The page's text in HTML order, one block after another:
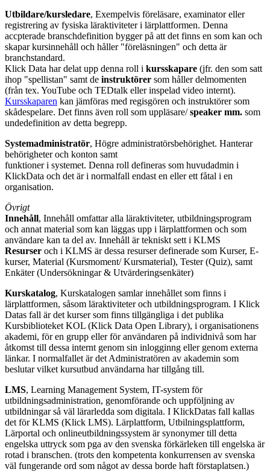
Utbildare/kursledare, Exempelvis föreläsare, examinator eller
registrering av fysiska läraktiviteter i lärplattformen. Denna
accpterade branschdefinition bygger på att det finns en som kan och
skapar kursinnehåll och håller "föreläsningen" och detta är
branchstandard.
Klick Data har delat upp denna roll i kursskapare (jfr. den som satt
ihop "spellistan" samt de instruktörer som håller delmomenten
(från tex. YouTube och TEDtalk eller inspelad video internt).
Kursskaparen kan jämföras med regisgören och instruktörer som
skådespelare. Det finns även roll som uppläsare/speaker mm. som
undedefinition av detta begrepp.
Systemadministratör, Högre administratörsbehörighet. Hanterar
behörigheter och konton samt
funktioner i systemet. Denna roll defineras som huvudadmin i
KlickData och det är i normalfall endast en eller ett fåtal i en
organisation.
Övrigt
Innehåll, Innehåll omfattar alla läraktiviteter, utbildningsprogram
och annat material som kan läggas upp i lärplattformen och som
användare kan ta del av. Innehåll är tekniskt sett i KLMS
Resurser och i KLMS är dessa resurser definerade som Kurser, E-
kurser, Material (Kursmoment/ Kursmaterial), Tester (Quiz), samt
Enkäter (Undersökningar & Utvärderingsenkäter)
Kurskatalog, Kurskatalogen samlar innehållet som finns i
lärplattformen, såsom läraktiviteter och utbildningsprogram. I Klick
Datas fall är det kurser som finns tillgängliga i det publika
Kursbiblioteket KOL (Klick Data Open Library), i organisationens
akademi, för en grupp eller för användaren på individnivå som har
åtkomst till dessa internt genom sin inlogginng eller genom externa
länkar. I normalfallet är det Administratören av akademin som
beslutar vilket kursutbud användarna har tillgång till.
LMS, Learning Management System, IT-system för
utbildningsadministration, genomförande och uppföljning av
utbildningar så väl lärarledda som digitala. I KlickDatas fall kallas
det för KLMS (Klick LMS). Lärplattform, Utbilningsplattform,
Lärportal och onlineutbildningssystem är synonymer till detta
engelska uttryck som pga av den svenska förkärleken till engelska är
rotad i branschen. (trots den kompetenta konkurrensen av svenska
väl fungerande ord som något av dessa borde haft förstaplatsen.)